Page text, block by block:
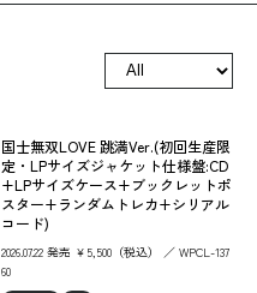
国士無双LOVE 跳満Ver.(初回生産限
定・LPサイズジャケット仕様盤:CD
+LPサイズケース+ブックレットポ
スター+ランダムトレカ+シリアル
コード)
2026.07.22 発売 ￥5,500（税込） ／ WPCL-137
60